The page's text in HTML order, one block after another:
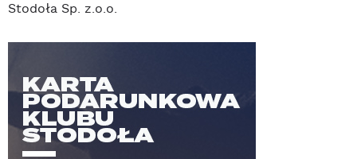
Stodoła Sp. z.o.o.